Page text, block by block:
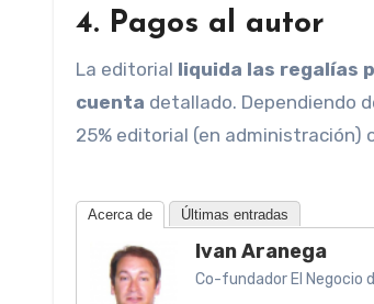
4. Pagos al autor
La editorial liquida las regalías
cuenta detallado. Dependiendo
25% editorial (en administración)
Acerca de Últimas entradas
Ivan Aranega
Co-fundador El Negocio